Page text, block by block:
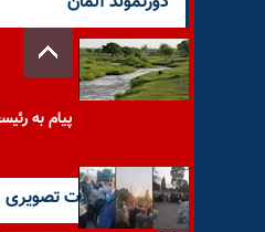
پیام به رئیسعلی ۴۰۰۰
آخرین گزارشات تصویری